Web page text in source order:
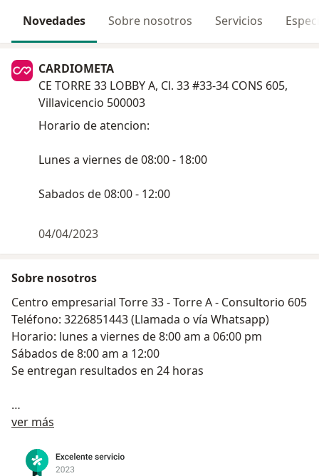
Novedades Sobre nosotros Servicios
CARDIOMETA
CE TORRE 33 LOBBY A, Cl. 33 #33-34 CONS 605,
Villavicencio 500003
Horario de atencion:
Lunes a viernes de 08:00 - 18:00
Sabados de 08:00 - 12:00
04/04/2023
Sobre nosotros
Centro empresarial Torre 33 - Torre A - Consultorio 605
Teléfono: 3226851443 (Llamada o vía Whatsapp)
Horario: lunes a viernes de 8:00 am a 06:00 pm
Sábados de 8:00 am a 12:00
Se entregan resultados en 24 horas
CardioMeta es una sociedad constituida con el
calidad, nuestra META es realizar diagnósticos
ver más